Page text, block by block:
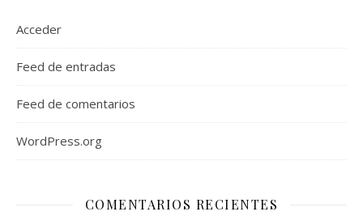
Acceder
Feed de entradas
Feed de comentarios
WordPress.org
COMENTARIOS RECIENTES